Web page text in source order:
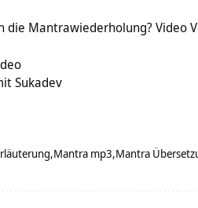
die Mantrawiederholung? Video
Sukadev
Mantra mp3 Mantra